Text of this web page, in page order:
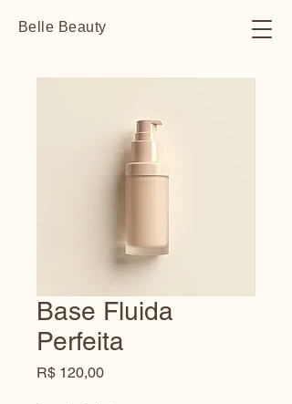
Belle Beauty
Base Fluida
Perfeita
R$ 120,00Preço